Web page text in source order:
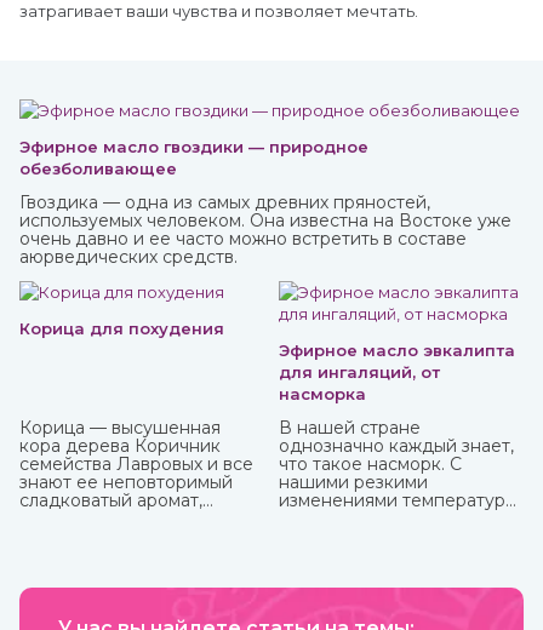
затрагивает ваши чувства и позволяет мечтать.
Эфирное масло гвоздики — природное
обезболивающее
Гвоздика — одна из самых древних пряностей,
используемых человеком. Она известна на Востоке уже
очень давно и ее часто можно встретить в составе
аюрведических средств.
Корица для похудения
Корица — высушенная
кора дерева Коричник
семейства Лавровых и все
знают ее неповторимый
сладковатый аромат,
используется и для
Эфирное масло эвкалипта
для ингаляций, от
насморка
В нашей стране
однозначно каждый знает,
что такое насморк. С
нашими резкими
изменениями температуры,
выздоравливающие вновь